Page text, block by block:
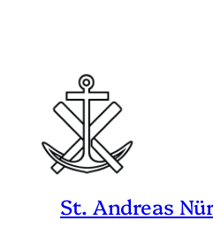
St. Andreas